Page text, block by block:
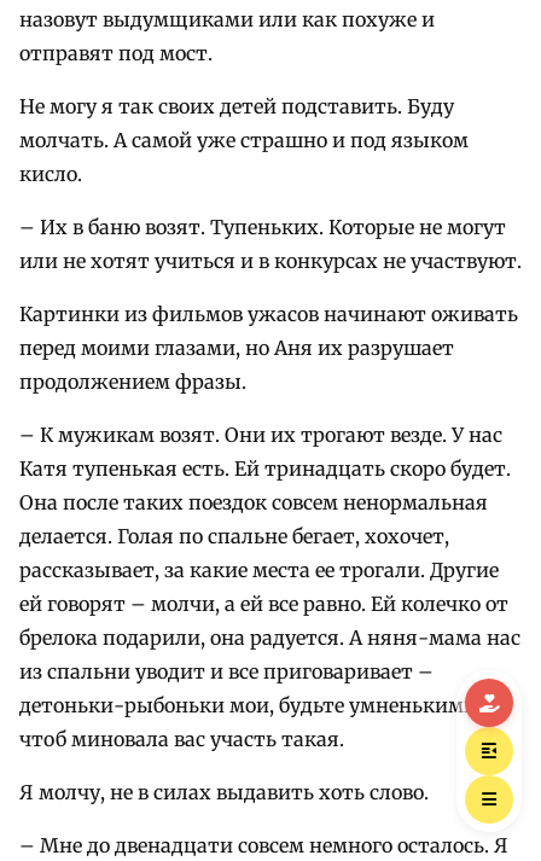
назовут выдумщиками или как похуже и
отправят под мост.
Не могу я так своих детей подставить. Буду
молчать. А самой уже страшно и под языком
кисло.
– Их в баню возят. Тупеньких. Которые не могут
или не хотят учиться и в конкурсах не участвуют.
Картинки из фильмов ужасов начинают оживать
перед моими глазами, но Аня их разрушает
продолжением фразы.
– К мужикам возят. Они их трогают везде. У нас
Катя тупенькая есть. Ей тринадцать скоро будет.
Она после таких поездок совсем ненормальная
делается. Голая по спальне бегает, хохочет,
рассказывает, за какие места ее трогали. Другие
ей говорят – молчи, а ей все равно. Ей колечко от
брелока подарили, она радуется. А няня-мама нас
из спальни уводит и все приговаривает –
детоньки-рыбоньки мои, будьте умненькими,
чтоб миновала вас участь такая.
Я молчу, не в силах выдавить хоть слово.
– Мне до двенадцати совсем немного осталось. Я